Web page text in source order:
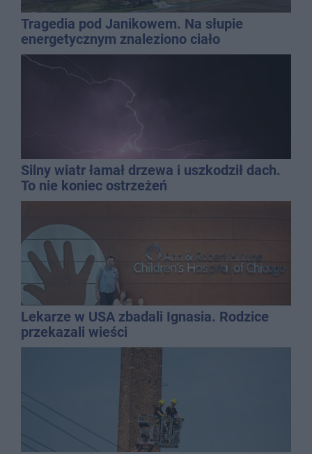
Tragedia pod Janikowem. Na słupie
energetycznym znaleziono ciało
mężczyzny
Silny wiatr łamał drzewa i uszkodził dach.
To nie koniec ostrzeżeń
Lekarze w USA zbadali Ignasia. Rodzice
przekazali wieści